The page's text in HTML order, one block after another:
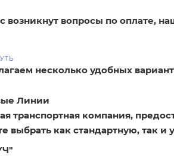
возникнут вопросы по оплате,
несколько удобных
Линии
транспортная компания,
выбрать как стандартную, так и